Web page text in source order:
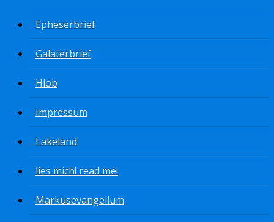
Epheserbrief
Galaterbrief
Hiob
Impressum
Lakeland
lies mich! read me!
Markusevangelium